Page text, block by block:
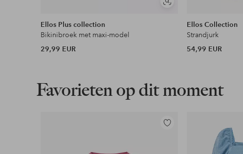
Soortgelijke
Ellos Plus collection
Bikinibroek met maxi-model
29,99 EUR
Ellos Collection
Strandjurk
54,99 EUR
Favorieten op dit moment
Toevoegen